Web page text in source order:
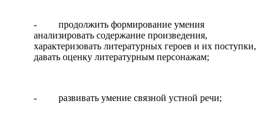
- продолжить формирование умения
анализировать содержание произведения,
характеризовать литературных героев и их поступки,
давать оценку литературным персонажам;
- развивать умение связной устной речи;